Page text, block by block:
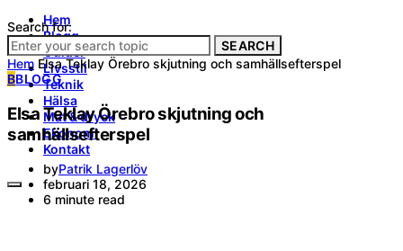
Hem
Blogg
Guider
Livsstil
Teknik
Hälsa
Mat & dryck
Ekonomi
Kontakt
Search for:
SEARCH
Hem Elsa Teklay Örebro skjutning och samhällsefterspel
BBLOGG
Elsa Teklay Örebro skjutning och
samhällsefterspel
byPatrik Lagerlöv
februari 18, 2026
6 minute read